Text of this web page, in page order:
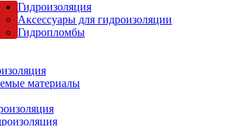
Гидроизоляция
Аксессуары для гидроизоляции
Гидропломбы
материалы